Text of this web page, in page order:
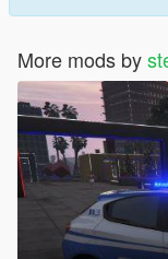
More mods by